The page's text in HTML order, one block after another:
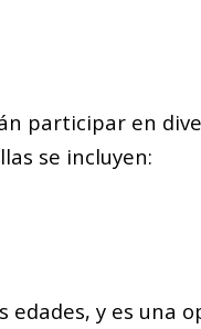
participar en
se incluyen:
edades, y es una